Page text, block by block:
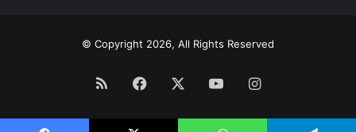
© Copyright 2026, All Rights Reserved
RSS Facebook YouTubeInstagram